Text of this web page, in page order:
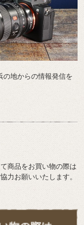
の地からの情報発信を
商品をお買い物の際は
力お願いいたします。